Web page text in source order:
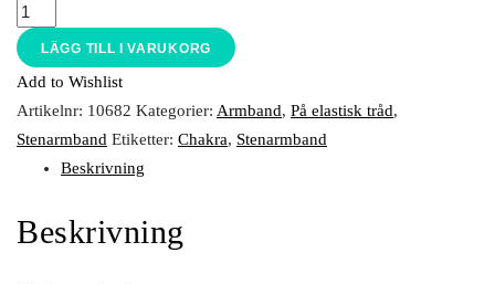
LÄGG TILL I VARUKORG
Add to Wishlist
Artikelnr: 10682 Kategorier: Armband, På elastisk tråd,
Stenarmband Etiketter: Chakra, Stenarmband
Beskrivning
Beskrivning